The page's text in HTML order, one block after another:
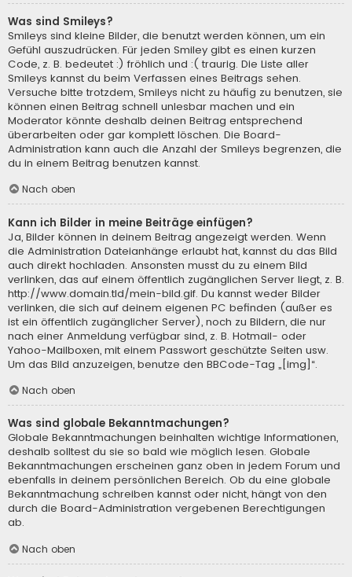
Was sind Smileys?
Smileys sind kleine Bilder, die benutzt werden können, um ein
Gefühl auszudrücken. Für jeden Smiley gibt es einen kurzen
Code, z. B. bedeutet :) fröhlich und :( traurig. Die Liste aller
Smileys kannst du beim Verfassen eines Beitrags sehen.
Versuche bitte trotzdem, Smileys nicht zu häufig zu benutzen, sie
können einen Beitrag schnell unlesbar machen und ein
Moderator könnte deshalb deinen Beitrag entsprechend
überarbeiten oder gar komplett löschen. Die Board-
Administration kann auch die Anzahl der Smileys begrenzen, die
du in einem Beitrag benutzen kannst.
Nach oben
Kann ich Bilder in meine Beiträge einfügen?
Ja, Bilder können in deinem Beitrag angezeigt werden. Wenn
die Administration Dateianhänge erlaubt hat, kannst du das Bild
auch direkt hochladen. Ansonsten musst du zu einem Bild
verlinken, das auf einem öffentlich zugänglichen Server liegt, z. B.
http://www.domain.tld/mein-bild.gif. Du kannst weder Bilder
verlinken, die sich auf deinem eigenen PC befinden (außer es
ist ein öffentlich zugänglicher Server), noch zu Bildern, die nur
nach einer Anmeldung verfügbar sind, z. B. Hotmail- oder
Yahoo-Mailboxen, mit einem Passwort geschützte Seiten usw.
Um das Bild anzuzeigen, benutze den BBCode-Tag „[img]“.
Nach oben
Was sind globale Bekanntmachungen?
Globale Bekanntmachungen beinhalten wichtige Informationen,
deshalb solltest du sie so bald wie möglich lesen. Globale
Bekanntmachungen erscheinen ganz oben in jedem Forum und
ebenfalls in deinem persönlichen Bereich. Ob du eine globale
Bekanntmachung schreiben kannst oder nicht, hängt von den
durch die Board-Administration vergebenen Berechtigungen
ab.
Nach oben